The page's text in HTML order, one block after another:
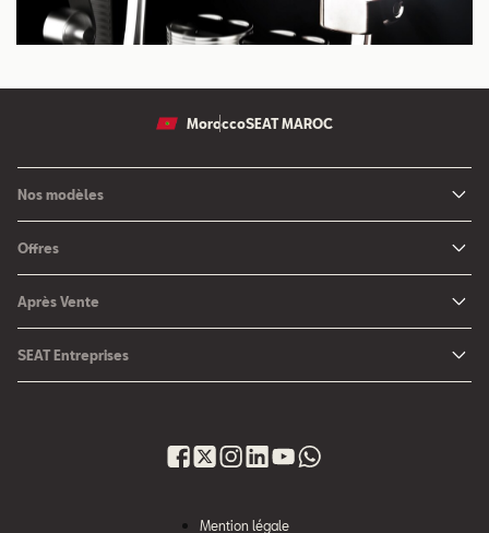
MoroccoSEAT MAROC
Nos modèles
Nouveau SEAT Ateca
Nouvelle SEAT Ibiza
Nouvelle SEAT Arona
Offres
Après Vente
SEAT Pièces de rechange
SEAT Entreprises
Mention légale